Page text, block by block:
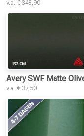
v.a. € 343,90
Avery SWF Matte
v.a. € 37,50